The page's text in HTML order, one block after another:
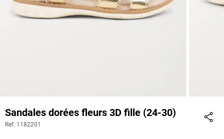
Sandales dorées fleurs 3D fille (24-30)
Ref. 1182201